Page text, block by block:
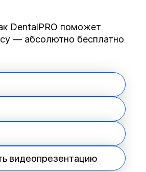
DentalPRO поможет
— абсолютно бесплатно
видеопрезентацию